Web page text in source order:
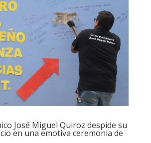
José Miguel Quiroz despide su
en una emotiva ceremonia de